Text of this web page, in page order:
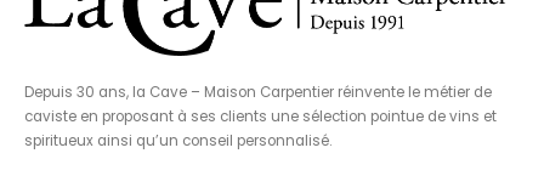
Depuis 30 ans, la Cave – Maison Carpentier réinvente le métier de
caviste en proposant à ses clients une sélection pointue de vins et
spiritueux ainsi qu’un conseil personnalisé.